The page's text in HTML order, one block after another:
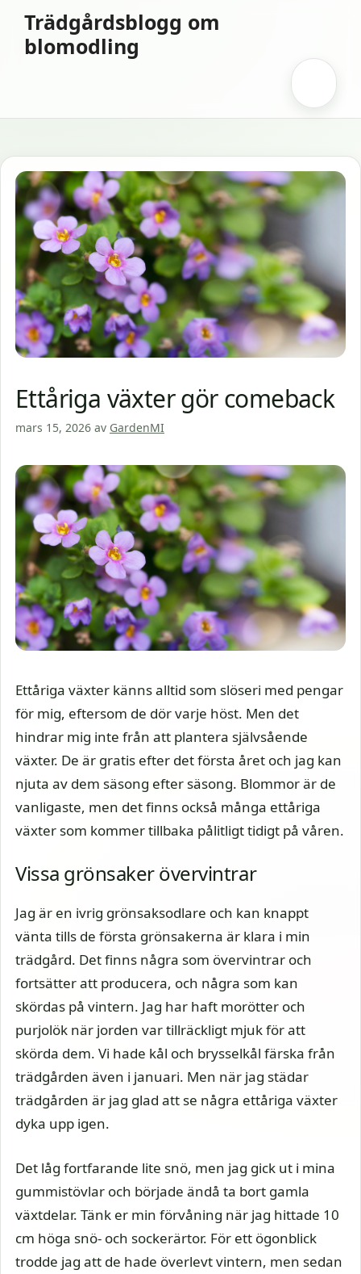
innehåll
Trädgårdsblogg om
blomodling
Ettåriga växter gör comeback
mars 15, 2026 av GardenMI
Ettåriga växter känns alltid som slöseri med pengar
för mig, eftersom de dör varje höst. Men det
hindrar mig inte från att plantera självsående
växter. De är gratis efter det första året och jag kan
njuta av dem säsong efter säsong. Blommor är de
vanligaste, men det finns också många ettåriga
växter som kommer tillbaka pålitligt tidigt på våren.
Vissa grönsaker övervintrar
Jag är en ivrig grönsaksodlare och kan knappt
vänta tills de första grönsakerna är klara i min
trädgård. Det finns några som övervintrar och
fortsätter att producera, och några som kan
skördas på vintern. Jag har haft morötter och
purjolök när jorden var tillräckligt mjuk för att
skörda dem. Vi hade kål och brysselkål färska från
trädgården även i januari. Men när jag städar
trädgården är jag glad att se några ettåriga växter
dyka upp igen.
Det låg fortfarande lite snö, men jag gick ut i mina
gummistövlar och började ändå ta bort gamla
växtdelar. Tänk er min förvåning när jag hittade 10
cm höga snö- och sockerärtor. För ett ögonblick
trodde jag att de hade överlevt vintern, men sedan